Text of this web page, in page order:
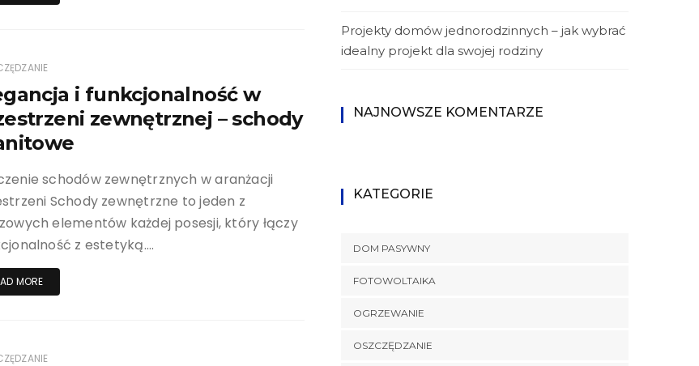
i funkcjonalność w
zewnętrznej – schody
schodów zewnętrznych w aranżacji
Schody zewnętrzne to jeden z
elementów każdej posesji, który łączy
z estetyką….
MORE
Projekty domów jednorodzinnych – jak wybrać
idealny projekt dla swojej rodziny
NAJNOWSZE KOMENTARZE
KATEGORIE
DOM PASYWNY
FOTOWOLTAIKA
OGRZEWANIE
OSZCZĘDZANIE